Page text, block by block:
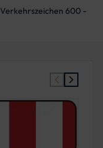
Verkehrszeichen 600 -